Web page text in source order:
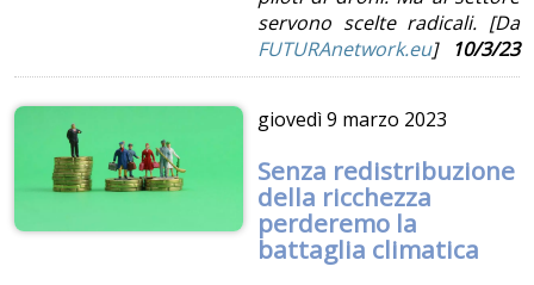
servono scelte radicali. [Da
FUTURAnetwork.eu] 10/3/23
giovedì9 marzo 2023
Senza redistribuzione
della ricchezza
perderemo la
battaglia climatica